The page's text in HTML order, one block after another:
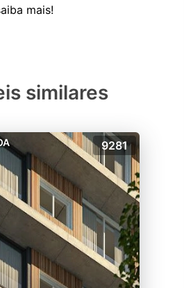
similares
9281